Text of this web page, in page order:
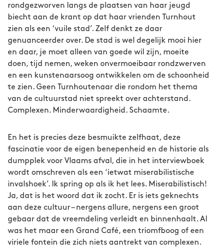
rondgezworven langs de plaatsen van haar jeugd
biecht aan de krant op dat haar vrienden Turnhout
zien als een ‘vuile stad’. Zelf denkt ze daar
genuanceerder over. De stad is wel degelijk mooi hier
en daar, je moet alleen van goede wil zijn, moeite
doen, tijd nemen, weken onvermoeibaar rondzwerven
en een kunstenaarsoog ontwikkelen om de schoonheid
te zien. Geen Turnhoutenaar die rondom het thema
van de cultuurstad niet spreekt over achterstand.
Complexen. Minderwaardigheid. Schaamte.
En het is precies deze besmuikte zelfhaat, deze
fascinatie voor de eigen benepenheid en de historie als
dumpplek voor Vlaams afval, die in het interviewboek
wordt omschreven als een ‘ietwat miserabilistische
invalshoek’. Ik spring op als ik het lees. Miserabilistisch!
Ja, dat is het woord dat ik zocht. Er is iets geknechts
aan deze cultuur – nergens allure, nergens een groot
gebaar dat de vreemdeling verleidt en binnenhaalt. Al
was het maar een Grand Café, een triomfboog of een
viriele fontein die zich niets aantrekt van complexen.